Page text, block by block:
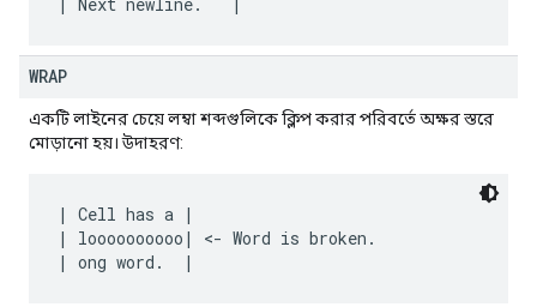
WRAP
একটি লাইনের চেয়ে লম্বা শব্দগুলিকে ক্লিপ করার পরিবর্তে অক্ষর স্তরে
মোড়ানো হয়। উদাহরণ:
| Cell has a |
| loooooooooo| <- Word is broken.